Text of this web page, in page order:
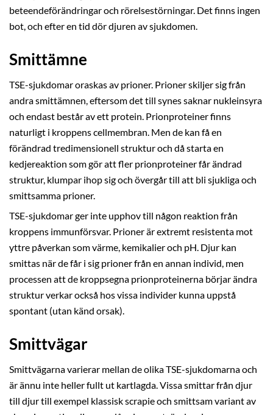
beteendeförändringar och rörelsestörningar. Det finns ingen
bot, och efter en tid dör djuren av sjukdomen.
Smittämne
TSE-sjukdomar oraskas av prioner. Prioner skiljer sig från
andra smittämnen, eftersom det till synes saknar nukleinsyra
och endast består av ett protein. Prionproteiner finns
naturligt i kroppens cellmembran. Men de kan få en
förändrad tredimensionell struktur och då starta en
kedjereaktion som gör att fler prionproteiner får ändrad
struktur, klumpar ihop sig och övergår till att bli sjukliga och
smittsamma prioner.
TSE-sjukdomar ger inte upphov till någon reaktion från
kroppens immunförsvar. Prioner är extremt resistenta mot
yttre påverkan som värme, kemikalier och pH. Djur kan
smittas när de får i sig prioner från en annan individ, men
processen att de kroppsegna prionproteinerna börjar ändra
struktur verkar också hos vissa individer kunna uppstå
spontant (utan känd orsak).
Smittvägar
Smittvägarna varierar mellan de olika TSE-sjukdomarna och
är ännu inte heller fullt ut kartlagda. Vissa smittar från djur
till djur till exempel klassisk scrapie och smittsam variant av